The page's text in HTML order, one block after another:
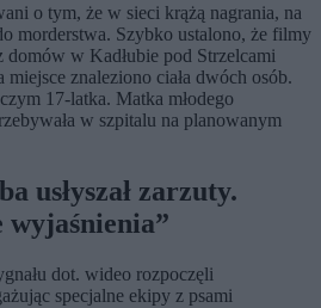
o tym, że w sieci krążą nagrania, na
morderstwa. Szybko ustalono, że filmy
domów w Kadłubie pod Strzelcami
znaleziono ciała dwóch osób.
17-latka. Matka młodego
w szpitalu na planowanym
usłyszał zarzuty.
wyjaśnienia”
dot. wideo rozpoczęli
specjalne ekipy z psami